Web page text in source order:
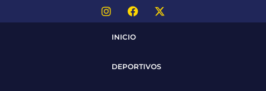
INICIO
DEPORTIVOS